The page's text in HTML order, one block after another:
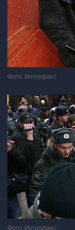
Фото: Интерфакс
Фото: Интерфакс